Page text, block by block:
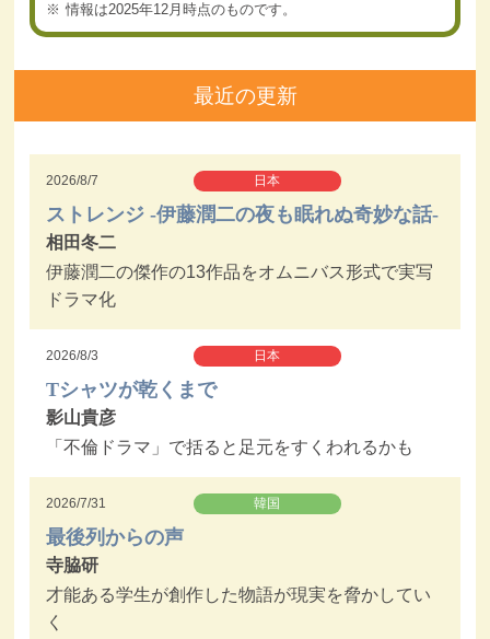
情報は2025年12月時点のものです。
最近の更新
2026/8/7 日本
ストレンジ -伊藤潤二の夜も眠れぬ奇妙な話-
相田冬二
伊藤潤二の傑作の13作品をオムニバス形式で実写
ドラマ化
2026/8/3 日本
Tシャツが乾くまで
影山貴彦
「不倫ドラマ」で括ると足元をすくわれるかも
2026/7/31 韓国
最後列からの声
寺脇研
才能ある学生が創作した物語が現実を脅かしてい
く